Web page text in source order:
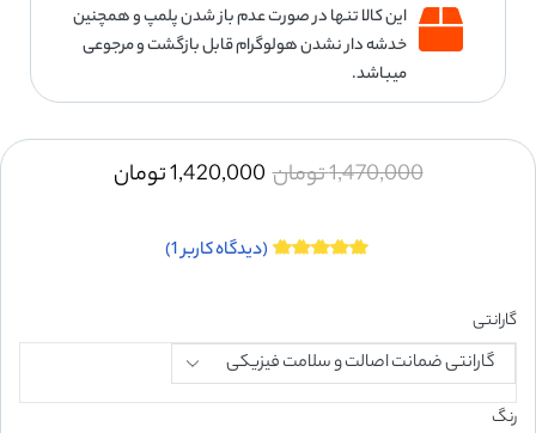
این کالا تنها در صورت عدم باز شدن پلمپ و همچنین
خدشه دار نشدن هولوگرام قابل بازگشت و مرجوعی
میباشد.
1,470,000تومان 1,420,000تومان
(دیدگاه کاربر1
)
گارانتی
رنگ